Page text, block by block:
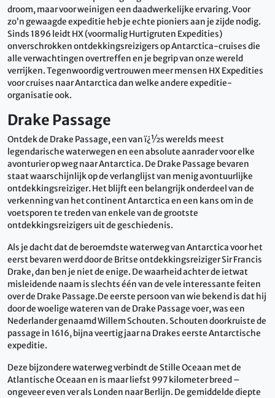
droom, maar voor weinigen een daadwerkelijke ervaring. Voor
zo’n gewaagde expeditie heb je echte pioniers aan je zijde nodig.
Sinds 1896 leidt HX (voormalig Hurtigruten Expedities)
onverschrokken ontdekkingsreizigers op Antarctica-cruises die
alle verwachtingen overtreffen en je begrip van onze wereld
verrijken. Tegenwoordig vertrouwen meer mensen HX Expedities
voor cruises naar Antarctica dan welke andere expeditie-
organisatie ook.
Drake Passage
Ontdek de Drake Passage, een van ï¿½s werelds meest
legendarische waterwegen en een absolute aanrader voor elke
avonturier op weg naar Antarctica. De Drake Passage bevaren
staat waarschijnlijk op de verlanglijst van menig avontuurlijke
ontdekkingsreiziger. Het blijft een belangrijk onderdeel van de
verkenning van het continent Antarctica en een kans om in de
voetsporen te treden van enkele van de grootste
ontdekkingsreizigers uit de geschiedenis.
Als je dacht dat de beroemdste waterweg van Antarctica voor het
eerst bevaren werd door de Britse ontdekkingsreiziger Sir Francis
Drake, dan ben je niet de enige. De waarheid achter de ietwat
misleidende naam is slechts één van de vele interessante feiten
over de Drake Passage.De eerste persoon van wie bekend is dat hij
door de woelige wateren van de Drake Passage voer, was een
Nederlander genaamd Willem Schouten. Schouten doorkruiste de
passage in 1616, bijna veertig jaar na Drakes eerste Antarctische
expeditie.
Deze bijzondere waterweg verbindt de Stille Oceaan met de
Atlantische Oceaan en is maar liefst 997 kilometer breed –
ongeveer even ver als Londen naar Berlijn. De gemiddelde diepte